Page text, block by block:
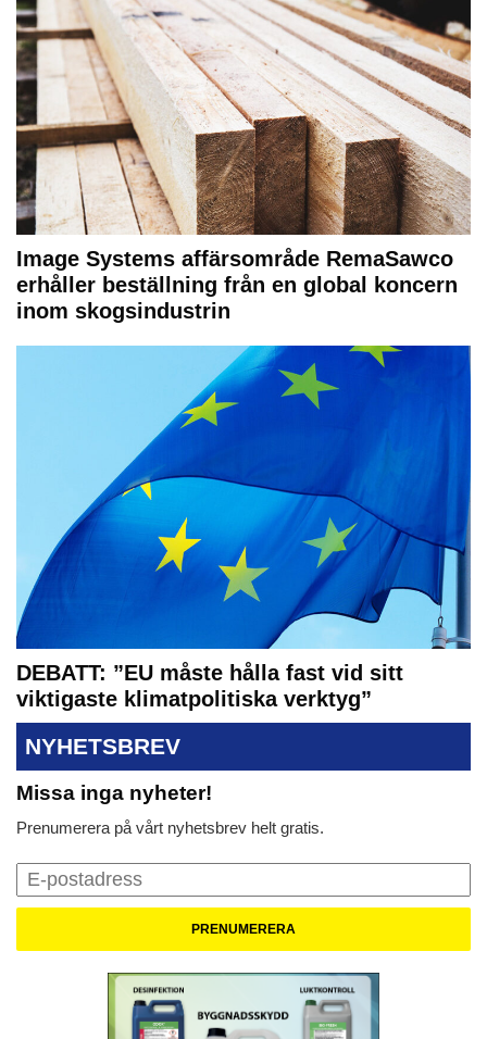
Image Systems affärsområde RemaSawco
erhåller beställning från en global koncern
inom skogsindustrin
DEBATT: ”EU måste hålla fast vid sitt
viktigaste klimatpolitiska verktyg”
NYHETSBREV
Missa inga nyheter!
Prenumerera på vårt nyhetsbrev helt gratis.